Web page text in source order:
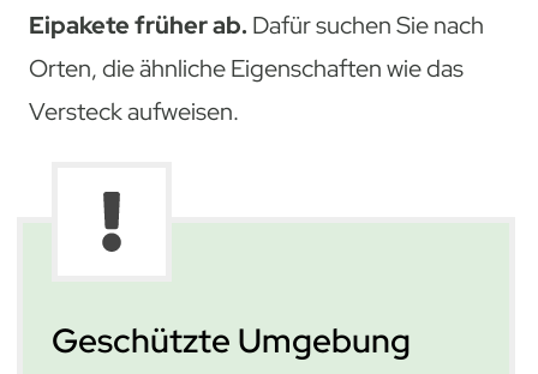
Eipakete früher ab. Dafür suchen Sie nach
Orten, die ähnliche Eigenschaften wie das
Versteck aufweisen.
Geschützte Umgebung